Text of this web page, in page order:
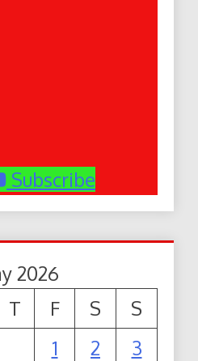
Subscribe
2026
T F S
S
1
2
3